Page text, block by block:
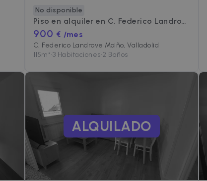
No disponible
Piso en alquiler en C. Federico Landrove Moiño
900 € /mes
C. Federico Landrove Moiño, Valladolid
115m²•3 Habitaciones•2 Baños
ALQUILADO